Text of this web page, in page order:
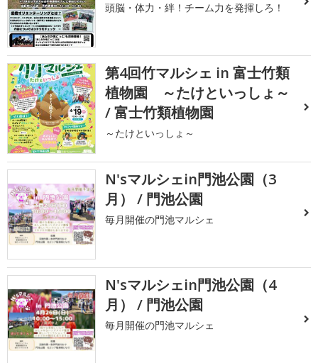
頭脳・体力・絆！チーム力を発揮しろ！
第4回竹マルシェ in 富士竹類
植物園 ～たけといっしょ～
/ 富士竹類植物園
～たけといっしょ～
N'sマルシェin門池公園（3
月） / 門池公園
毎月開催の門池マルシェ
N'sマルシェin門池公園（4
月） / 門池公園
毎月開催の門池マルシェ